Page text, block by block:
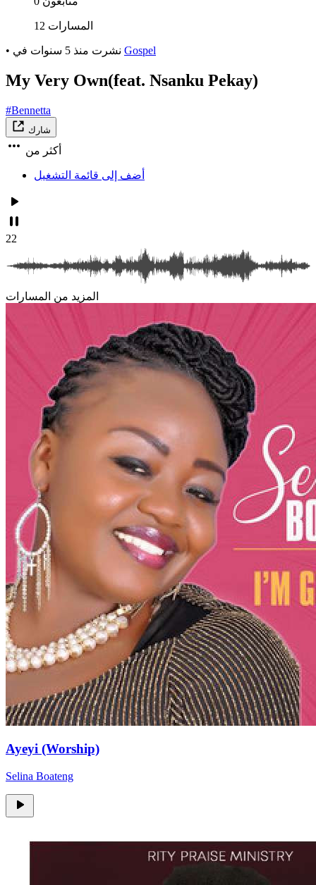
12 المسارات
• نشرت منذ 5 سنوات Gospel
My Very Own(feat. Nsanku Pekay)
#Bennetta
شارك
أكثر من
أضف إلى قائمة التشغيل
22
المزيد من المسارات
Ayeyi (Worship)
Selina Boateng